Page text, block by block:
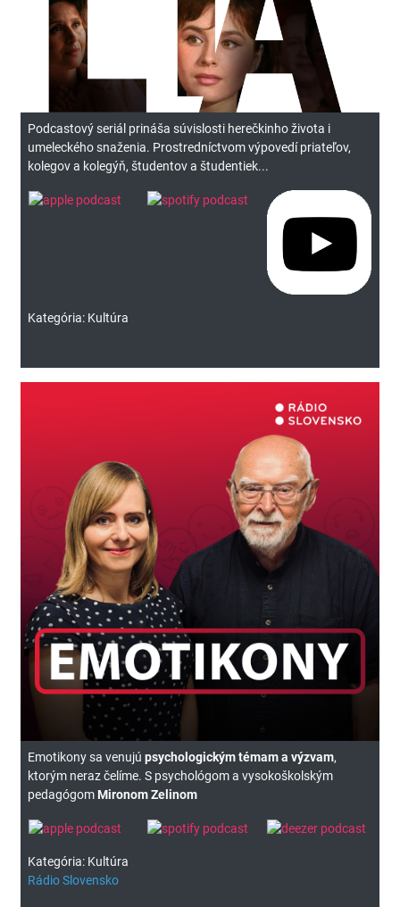
Podcastový seriál prináša súvislosti herečkinho života i
umeleckého snaženia. Prostredníctvom výpovedí priateľov,
kolegov a kolegýň, študentov a študentiek...
Kategória: Kultúra
Emotikony sa venujú psychologickým témam a výzvam,
ktorým neraz čelíme. S psychológom a vysokoškolským
pedagógom Mironom Zelinom
Kategória: Kultúra
Rádio Slovensko